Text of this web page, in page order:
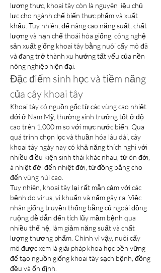
lương thực, khoai tây còn là nguyên liệu chủ
lực cho ngành chế biến thực phẩm và xuất
khẩu. Tuy nhiên, để nâng cao năng suất, chất
lượng và hạn chế thoái hóa giống, công nghệ
sản xuất giống khoai tây bằng nuôi cấy mô đã
và đang trở thành xu hướng tất yếu của nền
nông nghiệp hiện đại.
Đặc điểm sinh học và tiềm năng
của cây khoai tây
Khoai tây có nguồn gốc từ các vùng cao nhiệt
đới ở Nam Mỹ, thường sinh trưởng tốt ở độ
cao trên 1.000 m so với mực nước biển. Qua
quá trình chọn lọc và thuần hóa lâu dài, cây
khoai tây ngày nay có khả năng thích nghi với
nhiều điều kiện sinh thái khác nhau, từ ôn đới,
á nhiệt đới đến nhiệt đới, từ đồng bằng cho
đến vùng núi cao.
Tuy nhiên, khoai tây lại rất mẫn cảm với các
bệnh do virus, vi khuẩn và nấm gây ra. Việc
nhân giống truyền thống bằng củ ngoài đồng
ruộng dễ dẫn đến tích lũy mầm bệnh qua
nhiều thế hệ, làm giảm năng suất và chất
lượng thương phẩm. Chính vì vậy, nuôi cấy
mô được xem là giải pháp khoa học bền vững
để tạo nguồn giống khoai tây sạch bệnh, đồng
đều và ổn định.